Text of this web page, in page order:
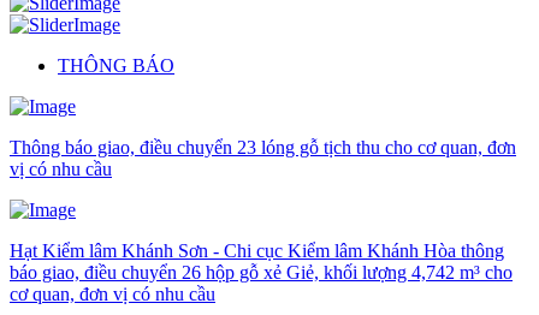
THÔNG BÁO
Thông báo giao, điều chuyển 23 lóng gỗ tịch thu cho cơ quan, đơn
vị có nhu cầu
Hạt Kiểm lâm Khánh Sơn - Chi cục Kiểm lâm Khánh Hòa thông
báo giao, điều chuyển 26 hộp gỗ xẻ Giẻ, khối lượng 4,742 m³ cho
cơ quan, đơn vị có nhu cầu